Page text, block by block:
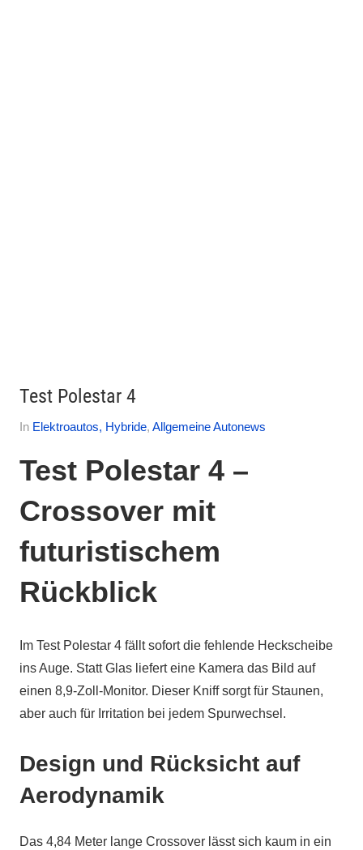
Test Polestar 4
Am
September
Von
In Elektroautos, Hybride, Allgemeine Autonews
Test Polestar 4 –
Crossover mit
futuristischem
Rückblick
Im Test Polestar 4 fällt sofort die fehlende Heckscheibe
ins Auge. Statt Glas liefert eine Kamera das Bild auf
einen 8,9-Zoll-Monitor. Dieser Kniff sorgt für Staunen,
aber auch für Irritation bei jedem Spurwechsel.
Design und Rücksicht auf
Aerodynamik
Das 4,84 Meter lange Crossover lässt sich kaum in ein